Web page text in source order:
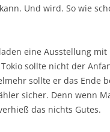
Und wird. So wie
eine Ausstellung mit
sollte nicht der
sollte er das Ende
sicher. Denn wenn
das nichts Gutes.